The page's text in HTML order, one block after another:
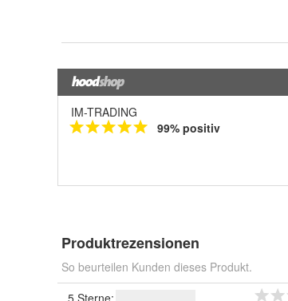
IM-TRADING
99% positiv
Produktrezensionen
So beurteilen Kunden dieses Produkt.
5 Sterne: